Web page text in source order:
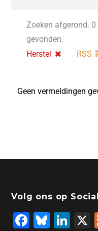
Zoeken afgerond.
gevonden.
Herstel
RSS
Geen vermeldingen
Volg ons op
F
Bl
Li